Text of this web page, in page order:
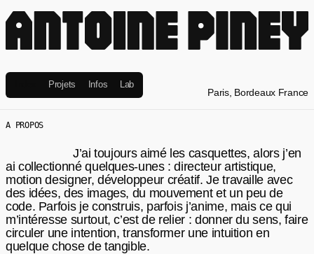
Projets Infos Lab
Paris, Bordeaux France
A PROPOS
J’ai toujours aimé les casquettes, alors j’en
ai collectionné quelques-unes : directeur artistique,
motion designer, développeur créatif. Je travaille avec
des idées, des images, du mouvement et un peu de
code. Parfois je construis, parfois j’anime, mais ce qui
m’intéresse surtout, c’est de relier : donner du sens, faire
circuler une intention, transformer une intuition en
quelque chose de tangible.